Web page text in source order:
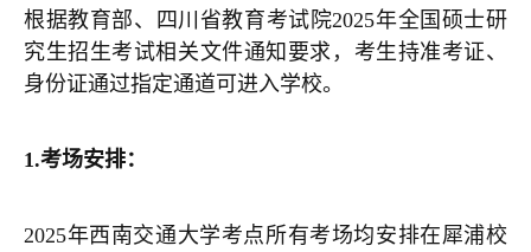
根据教育部、四川省教育考试院2025年全国硕士研
究生招生考试相关文件通知要求，考生持准考证、
身份证通过指定通道可进入学校。
1.考场安排：
2025年西南交通大学考点所有考场均安排在犀浦校